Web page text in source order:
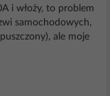
i włoży, to problem
samochodowych,
ale moje